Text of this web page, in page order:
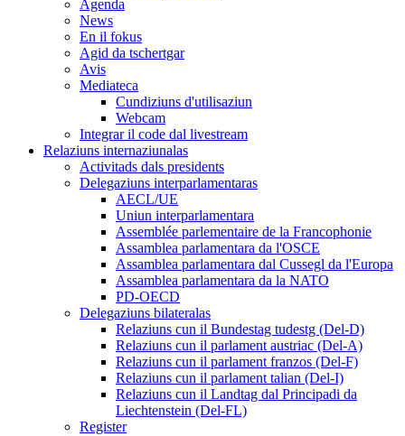
Agenda
News
En il fokus
Agid da tschertgar
Avis
Mediateca
Cundiziuns d'utilisaziun
Webcam
Integrar il code dal livestream
Relaziuns internaziunalas
Activitads dals presidents
Delegaziuns interparlamentaras
AECL/UE
Uniun interparlamentara
Assemblée parlementaire de la Francophonie
Assamblea parlamentara da l'OSCE
Assamblea parlamentara dal Cussegl da l'Europa
Assamblea parlamentara da la NATO
PD-OECD
Delegaziuns bilateralas
Relaziuns cun il Bundestag tudestg (Del-D)
Relaziuns cun il parlament austriac (Del-A)
Relaziuns cun il parlament franzos (Del-F)
Relaziuns cun il parlament talian (Del-I)
Relaziuns cun il Landtag dal Principadi da
Liechtenstein (Del-FL)
Register